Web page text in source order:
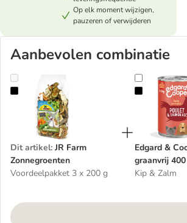
Op elk moment wijzigen,
pauzeren of verwijderen
Aanbevolen combinatie
JR Farm Zonnegroenten
Dit artikel: JR Farm
Zonnegroenten
Voordeelpakket 3 x 200 g
Edgard &
Edgard &
graanvrij
Kip & Zalm